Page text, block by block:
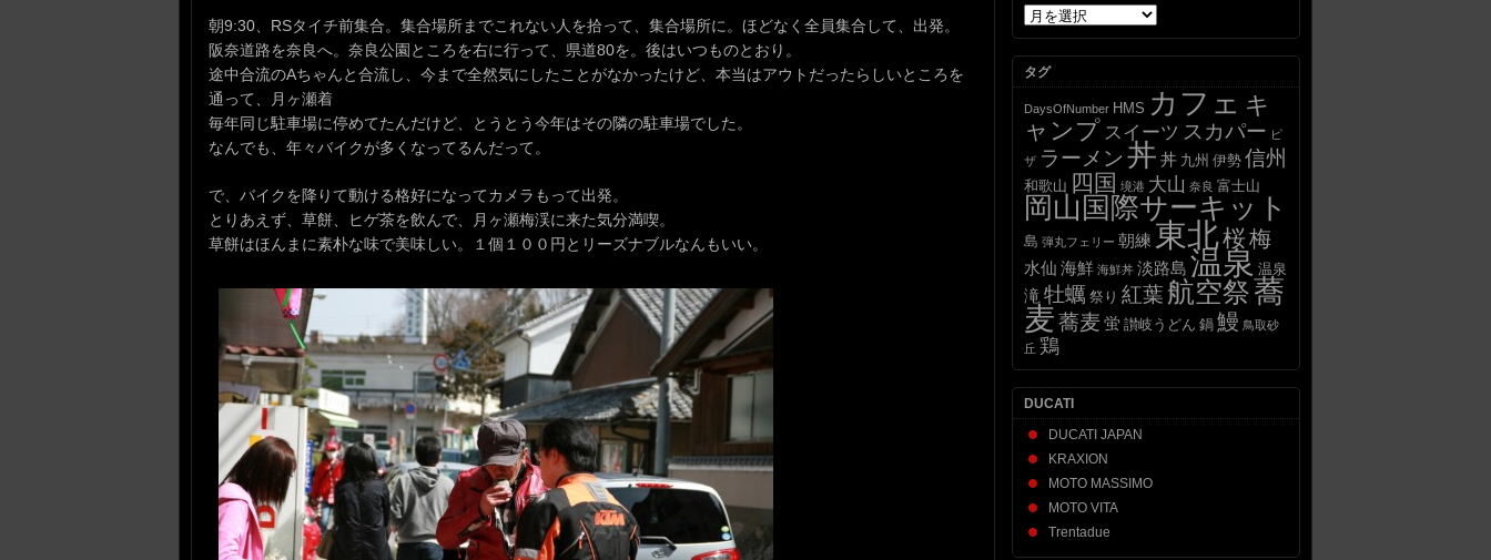
朝9:30、RSタイチ前集合。集合場所までこれない人を拾って、集合場所に。ほどなく全員集合して、出発。
阪奈道路を奈良へ。奈良公園ところを右に行って、県道80を。後はいつものとおり。
途中合流のAちゃんと合流し、今まで全然気にしたことがなかったけど、本当はアウトだったらしいところを
通って、月ヶ瀬着
毎年同じ駐車場に停めてたんだけど、とうとう今年はその隣の駐車場でした。
なんでも、年々バイクが多くなってるんだって。
で、バイクを降りて動ける格好になってカメラもって出発。
とりあえず、草餅、ヒゲ茶を飲んで、月ヶ瀬梅渓に来た気分満喫。
草餅はほんまに素朴な味で美味しい。１個１００円とリーズナブルなんもいい。
ア
ー
カ
イ
タグ
DaysOfNumber HMS カフェ キ
ャンプ スイーツ スカパー ピ
ザ ラーメン丼 丼 九州 伊勢 信州
和歌山 四国 境港 大山 奈良 富士山
岡山国際サーキット
島 弾丸フェリー 朝練 東北桜梅
水仙 海鮮 海鮮丼 淡路島 温泉 温泉
滝 牡蠣 祭り 紅葉航空祭蕎
麦蕎麦蛍 讃岐うどん 鍋 鰻 鳥取砂
丘 鶏
DUCATI
DUCATI JAPAN
KRAXION
MOTO MASSIMO
MOTO VITA
Trentadue